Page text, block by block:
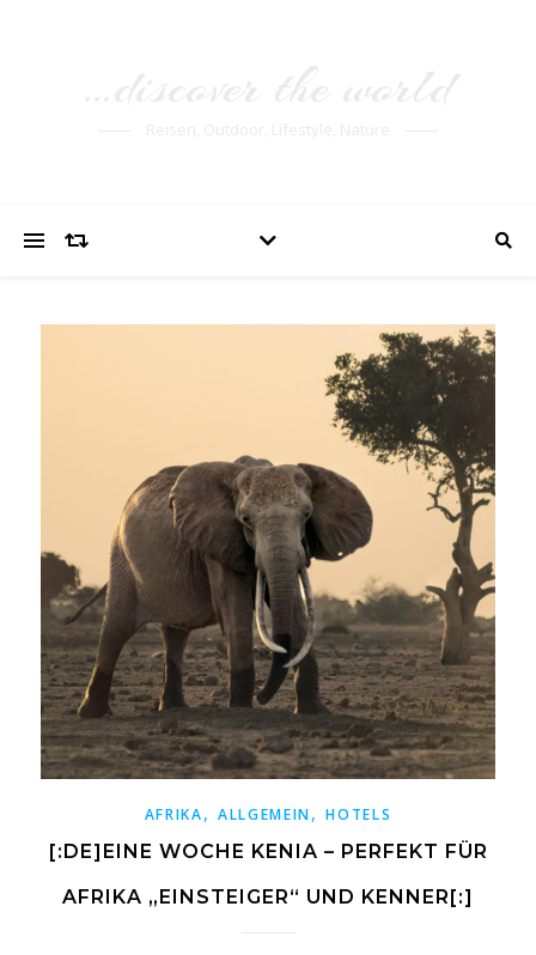
AFRIKA, ALLGEMEIN,HOTELS
[:DE]EINE WOCHE KENIA – PERFEKT FÜR
AFRIKA „EINSTEIGER“ UND KENNER[:]